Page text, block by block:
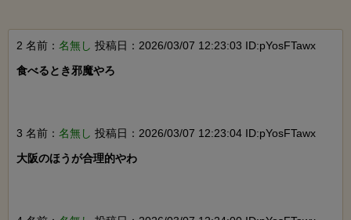
2 名前： 名無し 投稿日：2026/03/07 12:23:03 ID:pYosFTawx
食べるとき邪魔やろ
3 名前： 名無し 投稿日：2026/03/07 12:23:04 ID:pYosFTawx
大阪のほうが合理的やわ